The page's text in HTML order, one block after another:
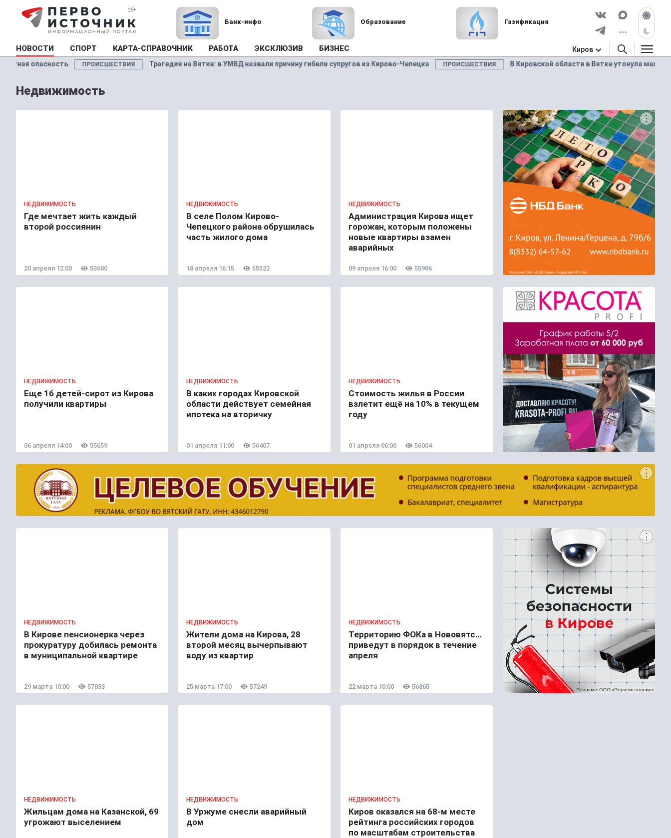
Банк-инфо Образование Газификация
НОВОСТИ СПОРТ КАРТА-СПРАВОЧНИК РАБОТА ЭКСКЛЮЗИВ БИЗНЕС
Киров
ПРОИСШЕСТВИЯ Трагедия на Вятке: в УМВД назвали причину гибели супругов из Кирово-Чепецка ПРОИСШЕСТВИЯ В Кировской области в Вятке утонула машина с семейной парой
Недвижимость
НЕДВИЖИМОСТЬ
Где мечтает жить каждый
второй россиянин
20 апреля 12:00 53680
НЕДВИЖИМОСТЬ
В селе Полом Кирово-
Чепецкого района обрушилась
часть жилого дома
18 апреля 16:15 55522
НЕДВИЖИМОСТЬ
Администрация Кирова ищет
горожан, которым положены
новые квартиры взамен
аварийных
09 апреля 16:00 55986
НЕДВИЖИМОСТЬ
Еще 16 детей-сирот из Кирова
получили квартиры
06 апреля 14:00 55659
НЕДВИЖИМОСТЬ
В каких городах Кировской
области действует семейная
ипотека на вторичку
01 апреля 11:00 56407
НЕДВИЖИМОСТЬ
Стоимость жилья в России
взлетит ещё на 10% в текущем
году
01 апреля 06:00 56004
НЕДВИЖИМОСТЬ
В Кирове пенсионерка через
прокуратуру добилась ремонта
в муниципальной квартире
29 марта 10:00 57033
НЕДВИЖИМОСТЬ
Жители дома на Кирова, 28
второй месяц вычерпывают
воду из квартир
25 марта 17:00 57249
НЕДВИЖИМОСТЬ
Территорию ФОКа в Нововятске
приведут в порядок в течение
апреля
22 марта 10:00 56865
НЕДВИЖИМОСТЬ
Жильцам дома на Казанской, 69
угрожают выселением
НЕДВИЖИМОСТЬ
В Уржуме снесли аварийный
дом
НЕДВИЖИМОСТЬ
Киров оказался на 68-м месте
рейтинга российских городов
по масштабам строительства